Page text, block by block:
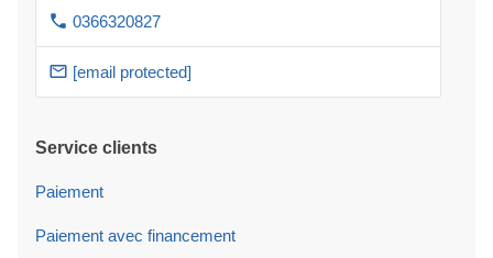
0366320827
[email protected]
Service clients
Paiement
Paiement avec financement